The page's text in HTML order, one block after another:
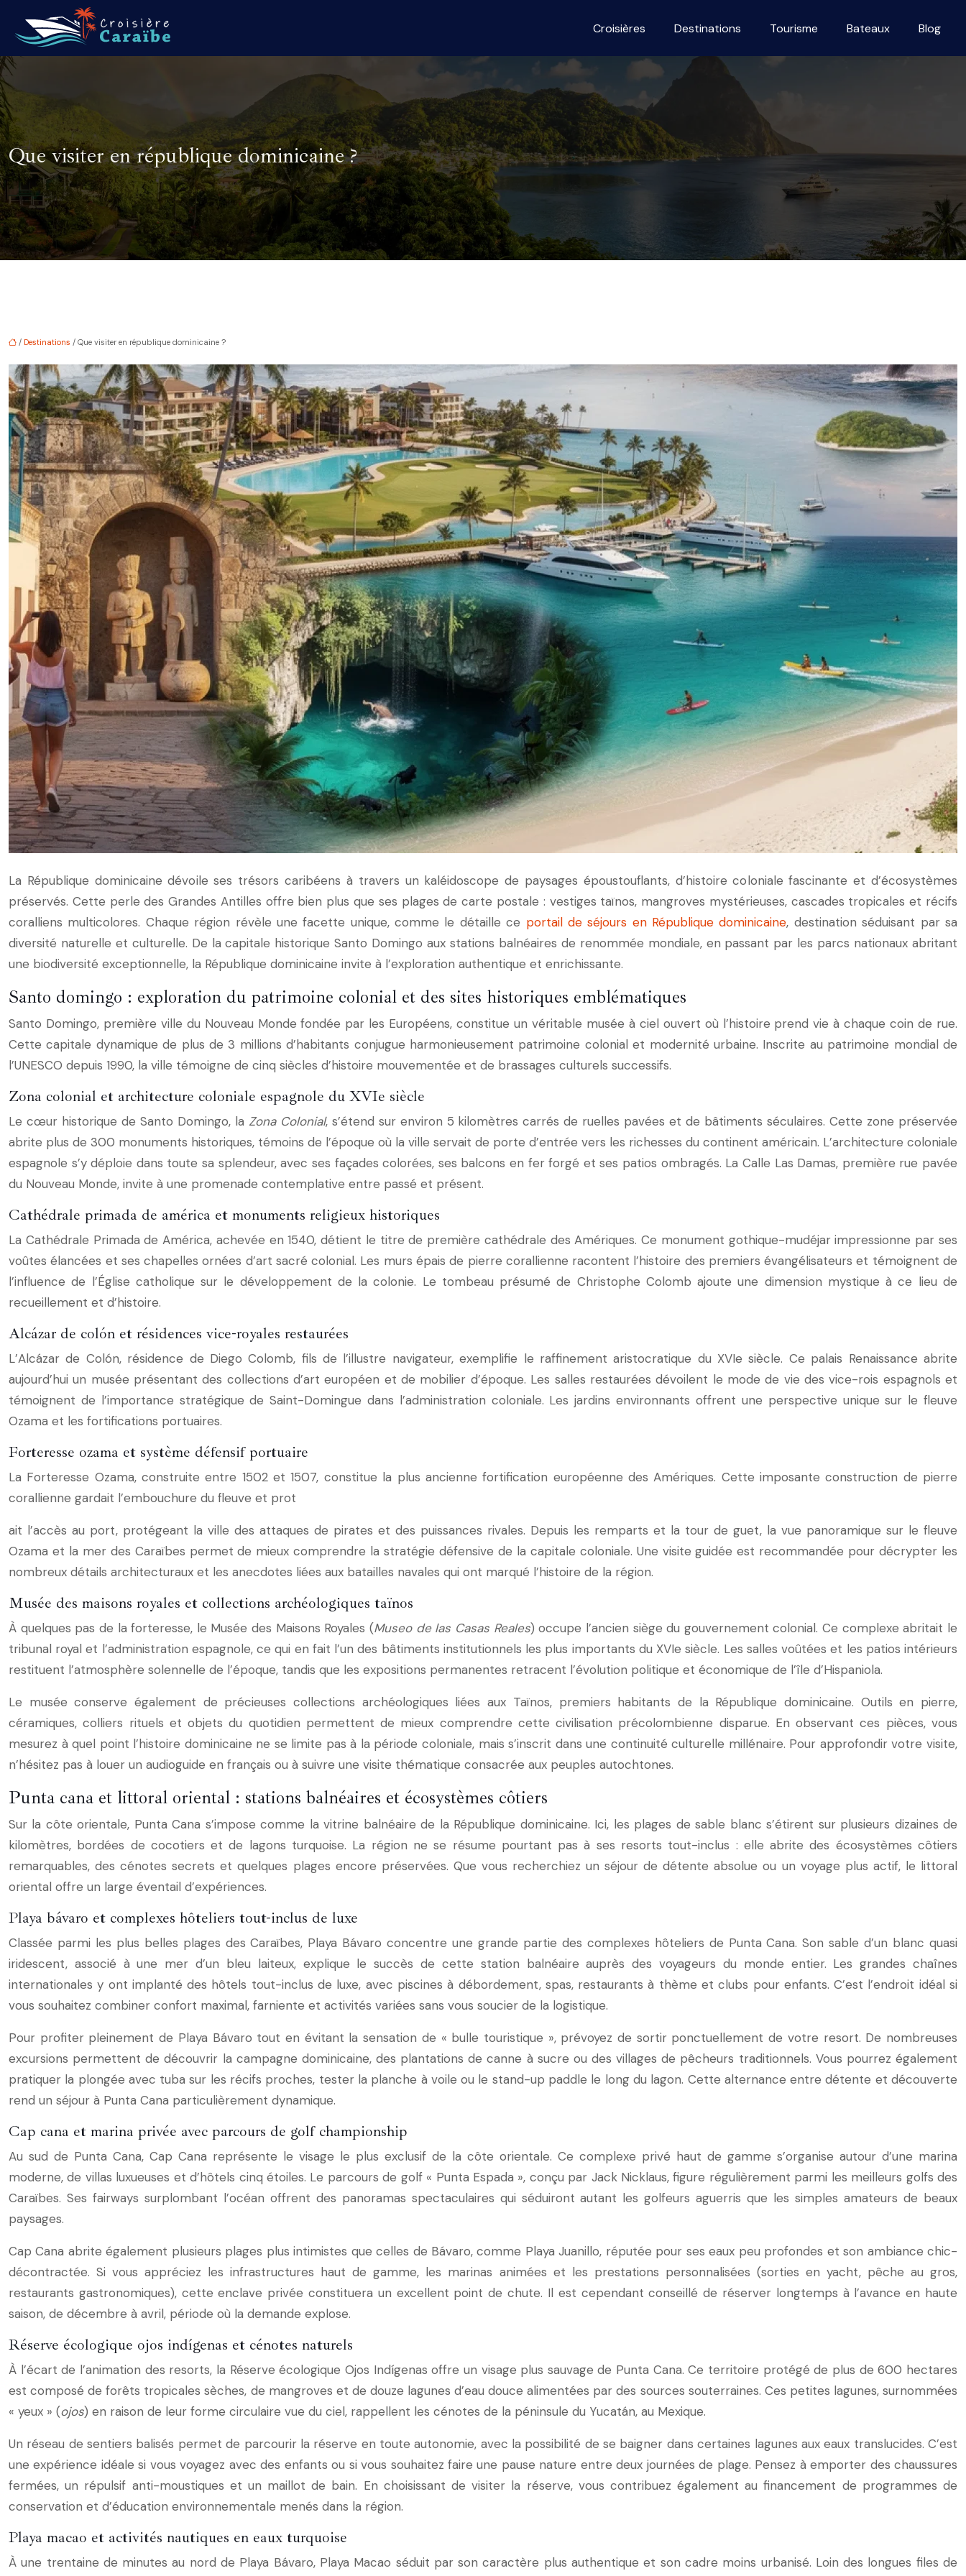
Croisières Destinations Tourisme Bateaux Blog
Que visiter en république dominicaine ?
/ Destinations / Que visiter en république dominicaine ?
La République dominicaine dévoile ses trésors caribéens à travers un kaléidoscope de paysages époustouflants, d’histoire coloniale fascinante et d’écosystèmes
préservés. Cette perle des Grandes Antilles offre bien plus que ses plages de carte postale : vestiges taïnos, mangroves mystérieuses, cascades tropicales et récifs
coralliens multicolores. Chaque région révèle une facette unique, comme le détaille ce portail de séjours en République dominicaine, destination séduisant par sa
diversité naturelle et culturelle. De la capitale historique Santo Domingo aux stations balnéaires de renommée mondiale, en passant par les parcs nationaux abritant
une biodiversité exceptionnelle, la République dominicaine invite à l’exploration authentique et enrichissante.
Santo domingo : exploration du patrimoine colonial et des sites historiques emblématiques
Santo Domingo, première ville du Nouveau Monde fondée par les Européens, constitue un véritable musée à ciel ouvert où l’histoire prend vie à chaque coin de rue.
Cette capitale dynamique de plus de 3 millions d’habitants conjugue harmonieusement patrimoine colonial et modernité urbaine. Inscrite au patrimoine mondial de
l’UNESCO depuis 1990, la ville témoigne de cinq siècles d’histoire mouvementée et de brassages culturels successifs.
Zona colonial et architecture coloniale espagnole du XVIe siècle
Le cœur historique de Santo Domingo, la Zona Colonial, s’étend sur environ 5 kilomètres carrés de ruelles pavées et de bâtiments séculaires. Cette zone préservée
abrite plus de 300 monuments historiques, témoins de l’époque où la ville servait de porte d’entrée vers les richesses du continent américain. L’architecture coloniale
espagnole s’y déploie dans toute sa splendeur, avec ses façades colorées, ses balcons en fer forgé et ses patios ombragés. La Calle Las Damas, première rue pavée
du Nouveau Monde, invite à une promenade contemplative entre passé et présent.
Cathédrale primada de américa et monuments religieux historiques
La Cathédrale Primada de América, achevée en 1540, détient le titre de première cathédrale des Amériques. Ce monument gothique-mudéjar impressionne par ses
voûtes élancées et ses chapelles ornées d’art sacré colonial. Les murs épais de pierre corallienne racontent l’histoire des premiers évangélisateurs et témoignent de
l’influence de l’Église catholique sur le développement de la colonie. Le tombeau présumé de Christophe Colomb ajoute une dimension mystique à ce lieu de
recueillement et d’histoire.
Alcázar de colón et résidences vice-royales restaurées
L’Alcázar de Colón, résidence de Diego Colomb, fils de l’illustre navigateur, exemplifie le raffinement aristocratique du XVIe siècle. Ce palais Renaissance abrite
aujourd’hui un musée présentant des collections d’art européen et de mobilier d’époque. Les salles restaurées dévoilent le mode de vie des vice-rois espagnols et
témoignent de l’importance stratégique de Saint-Domingue dans l’administration coloniale. Les jardins environnants offrent une perspective unique sur le fleuve
Ozama et les fortifications portuaires.
Forteresse ozama et système défensif portuaire
La Forteresse Ozama, construite entre 1502 et 1507, constitue la plus ancienne fortification européenne des Amériques. Cette imposante construction de pierre
corallienne gardait l’embouchure du fleuve et prot
ait l’accès au port, protégeant la ville des attaques de pirates et des puissances rivales. Depuis les remparts et la tour de guet, la vue panoramique sur le fleuve
Ozama et la mer des Caraïbes permet de mieux comprendre la stratégie défensive de la capitale coloniale. Une visite guidée est recommandée pour décrypter les
nombreux détails architecturaux et les anecdotes liées aux batailles navales qui ont marqué l’histoire de la région.
Musée des maisons royales et collections archéologiques taïnos
À quelques pas de la forteresse, le Musée des Maisons Royales (Museo de las Casas Reales) occupe l’ancien siège du gouvernement colonial. Ce complexe abritait le
tribunal royal et l’administration espagnole, ce qui en fait l’un des bâtiments institutionnels les plus importants du XVIe siècle. Les salles voûtées et les patios intérieurs
restituent l’atmosphère solennelle de l’époque, tandis que les expositions permanentes retracent l’évolution politique et économique de l’île d’Hispaniola.
Le musée conserve également de précieuses collections archéologiques liées aux Taïnos, premiers habitants de la République dominicaine. Outils en pierre,
céramiques, colliers rituels et objets du quotidien permettent de mieux comprendre cette civilisation précolombienne disparue. En observant ces pièces, vous
mesurez à quel point l’histoire dominicaine ne se limite pas à la période coloniale, mais s’inscrit dans une continuité culturelle millénaire. Pour approfondir votre visite,
n’hésitez pas à louer un audioguide en français ou à suivre une visite thématique consacrée aux peuples autochtones.
Punta cana et littoral oriental : stations balnéaires et écosystèmes côtiers
Sur la côte orientale, Punta Cana s’impose comme la vitrine balnéaire de la République dominicaine. Ici, les plages de sable blanc s’étirent sur plusieurs dizaines de
kilomètres, bordées de cocotiers et de lagons turquoise. La région ne se résume pourtant pas à ses resorts tout-inclus : elle abrite des écosystèmes côtiers
remarquables, des cénotes secrets et quelques plages encore préservées. Que vous recherchiez un séjour de détente absolue ou un voyage plus actif, le littoral
oriental offre un large éventail d’expériences.
Playa bávaro et complexes hôteliers tout-inclus de luxe
Classée parmi les plus belles plages des Caraïbes, Playa Bávaro concentre une grande partie des complexes hôteliers de Punta Cana. Son sable d’un blanc quasi
iridescent, associé à une mer d’un bleu laiteux, explique le succès de cette station balnéaire auprès des voyageurs du monde entier. Les grandes chaînes
internationales y ont implanté des hôtels tout-inclus de luxe, avec piscines à débordement, spas, restaurants à thème et clubs pour enfants. C’est l’endroit idéal si
vous souhaitez combiner confort maximal, farniente et activités variées sans vous soucier de la logistique.
Pour profiter pleinement de Playa Bávaro tout en évitant la sensation de « bulle touristique », prévoyez de sortir ponctuellement de votre resort. De nombreuses
excursions permettent de découvrir la campagne dominicaine, des plantations de canne à sucre ou des villages de pêcheurs traditionnels. Vous pourrez également
pratiquer la plongée avec tuba sur les récifs proches, tester la planche à voile ou le stand-up paddle le long du lagon. Cette alternance entre détente et découverte
rend un séjour à Punta Cana particulièrement dynamique.
Cap cana et marina privée avec parcours de golf championship
Au sud de Punta Cana, Cap Cana représente le visage le plus exclusif de la côte orientale. Ce complexe privé haut de gamme s’organise autour d’une marina
moderne, de villas luxueuses et d’hôtels cinq étoiles. Le parcours de golf « Punta Espada », conçu par Jack Nicklaus, figure régulièrement parmi les meilleurs golfs des
Caraïbes. Ses fairways surplombant l’océan offrent des panoramas spectaculaires qui séduiront autant les golfeurs aguerris que les simples amateurs de beaux
paysages.
Cap Cana abrite également plusieurs plages plus intimistes que celles de Bávaro, comme Playa Juanillo, réputée pour ses eaux peu profondes et son ambiance chic-
décontractée. Si vous appréciez les infrastructures haut de gamme, les marinas animées et les prestations personnalisées (sorties en yacht, pêche au gros,
restaurants gastronomiques), cette enclave privée constituera un excellent point de chute. Il est cependant conseillé de réserver longtemps à l’avance en haute
saison, de décembre à avril, période où la demande explose.
Réserve écologique ojos indígenas et cénotes naturels
À l’écart de l’animation des resorts, la Réserve écologique Ojos Indígenas offre un visage plus sauvage de Punta Cana. Ce territoire protégé de plus de 600 hectares
est composé de forêts tropicales sèches, de mangroves et de douze lagunes d’eau douce alimentées par des sources souterraines. Ces petites lagunes, surnommées
« yeux » (ojos) en raison de leur forme circulaire vue du ciel, rappellent les cénotes de la péninsule du Yucatán, au Mexique.
Un réseau de sentiers balisés permet de parcourir la réserve en toute autonomie, avec la possibilité de se baigner dans certaines lagunes aux eaux translucides. C’est
une expérience idéale si vous voyagez avec des enfants ou si vous souhaitez faire une pause nature entre deux journées de plage. Pensez à emporter des chaussures
fermées, un répulsif anti-moustiques et un maillot de bain. En choisissant de visiter la réserve, vous contribuez également au financement de programmes de
conservation et d’éducation environnementale menés dans la région.
Playa macao et activités nautiques en eaux turquoise
À une trentaine de minutes au nord de Playa Bávaro, Playa Macao séduit par son caractère plus authentique et son cadre moins urbanisé. Loin des longues files de